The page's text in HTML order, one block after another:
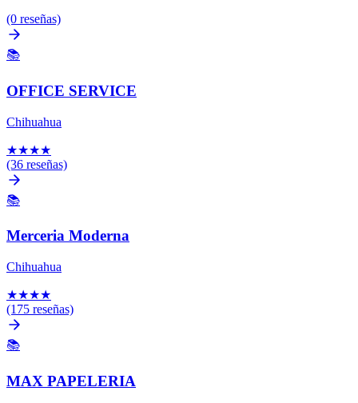
(0 reseñas)
📚
OFFICE SERVICE
Chihuahua
★★★★
(36 reseñas)
📚
Merceria Moderna
Chihuahua
★★★★
(175 reseñas)
📚
MAX PAPELERIA